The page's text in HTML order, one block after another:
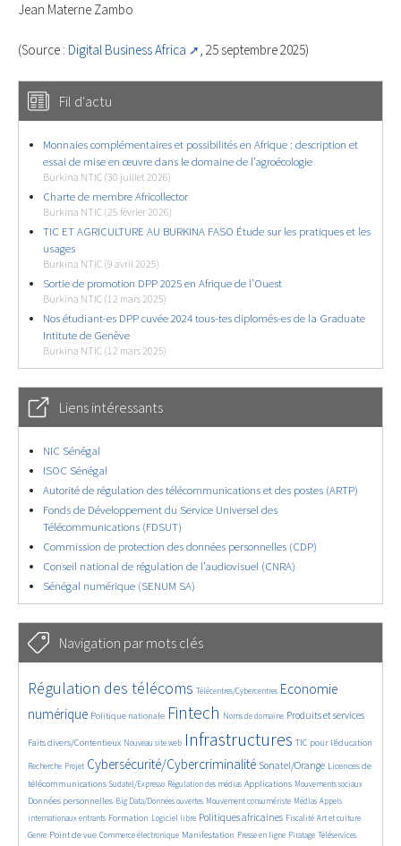
Jean Materne Zambo
(Source : Digital Business Africa , 25 septembre 2025)
Fil d'actu
Monnaies complémentaires et possibilités en Afrique : description et
essai de mise en œuvre dans le domaine de l’agroécologie
Burkina NTIC (30 juillet 2026)
Charte de membre Africollector
Burkina NTIC (25 février 2026)
TIC ET AGRICULTURE AU BURKINA FASO Étude sur les pratiques et les
usages
Burkina NTIC (9 avril 2025)
Sortie de promotion DPP 2025 en Afrique de l’Ouest
Burkina NTIC (12 mars 2025)
Nos étudiant-es DPP cuvée 2024 tous-tes diplomés-es de la Graduate
Intitute de Genève
Burkina NTIC (12 mars 2025)
Liens intéressants
NIC Sénégal
ISOC Sénégal
Autorité de régulation des télécommunications et des postes (ARTP)
Fonds de Développement du Service Universel des
Télécommunications (FDSUT)
Commission de protection des données personnelles (CDP)
Conseil national de régulation de l’audiovisuel (CNRA)
Sénégal numérique (SENUM SA)
Navigation par mots clés
4607/5729
Régulation des télécoms
380/5729 Télécentres/Cybercentres
3638/5729
Economie
numérique
1890/5729 Politique nationale
5235/5729 Fintech
681/5729 Noms de domaine
2323/5729 Produits et services
1550/5729
Faits divers/Contentieux Nouveau site web Infrastructures TIC pour l’éducation
Recherche
244/5729Projet
3686/5729 Cybersécurité/Cybercriminalité
2277/5729 Sonatel/Orange
1632/5729
Licences de
télécommunications
301/5729 Sudatel/Expresso
1045/5729 Régulation des médias
1516/5729 Applications
1218/5729 Mouvements sociaux
1698/5729
Données personnelles
146/5729 Big Data/Données ouvertes
619/5729 Mouvement consumériste
364/5729 Médias
649/5729
Appels
internationaux entrants
1730/5729 Formation
111/5729 Logiciel libre
2440/5729 Politiques africaines
1075/5729 Fiscalité
172/5729 Art et culture
588/5729
Genre
1931/5729Point de vue
1067/5729 Commerce électronique
1497/5729 Manifestation
321/5729 Presse en ligne
127/5729 Piratage
210/5729 Téléservices
1204/5729